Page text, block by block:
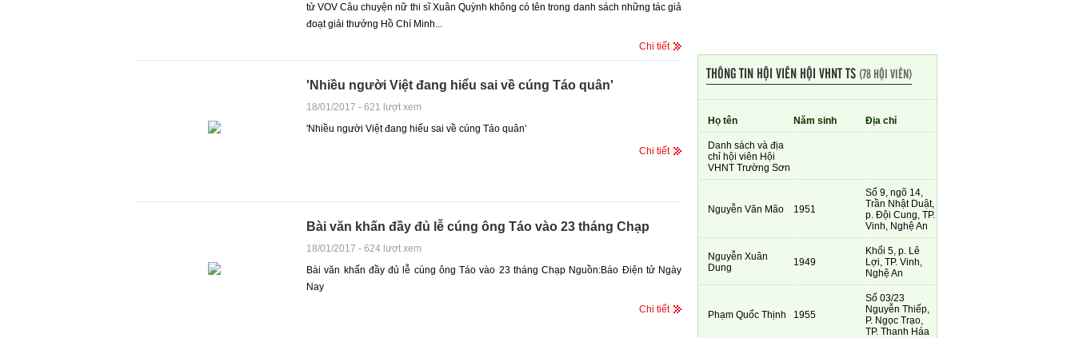
tử VOV Câu chuyện nữ thi sĩ Xuân Quỳnh không có tên trong danh sách những tác giả
đoạt giải thưởng Hồ Chí Minh...
Chi tiết
'Nhiều người Việt đang hiểu sai về cúng Táo quân'
18/01/2017 - 621 lượt xem
'Nhiều người Việt đang hiểu sai về cúng Táo quân'
Chi tiết
Bài văn khấn đầy đủ lễ cúng ông Táo vào 23 tháng Chạp
18/01/2017 - 624 lượt xem
Bài văn khấn đầy đủ lễ cúng ông Táo vào 23 tháng Chạp Nguồn:Báo Điện tử Ngày
Nay
Chi tiết
THÔNG TIN HỘI VIÊN HỘI VHNT TS(78 HỘI VIÊN)
Họ tên Năm sinh Địa chỉ
Danh sách và địa
chỉ hội viên Hội
VHNT Trường Sơn
Nguyễn Văn Mão 1951
Số 9, ngõ 14,
Trần Nhật Duật,
p. Đội Cung, TP.
Vinh, Nghệ An
Nguyễn Xuân
Dung
1949
Khối 5, p. Lê
Lợi, TP. Vinh,
Nghệ An
Phạm Quốc Thịnh 1955
Số 03/23
Nguyễn Thiếp,
P. Ngọc Trạo,
TP. Thanh Háa